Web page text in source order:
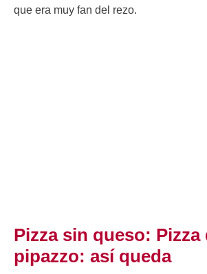
que era muy fan del rezo.
Pizza sin queso: Pizza
pipazzo: así queda